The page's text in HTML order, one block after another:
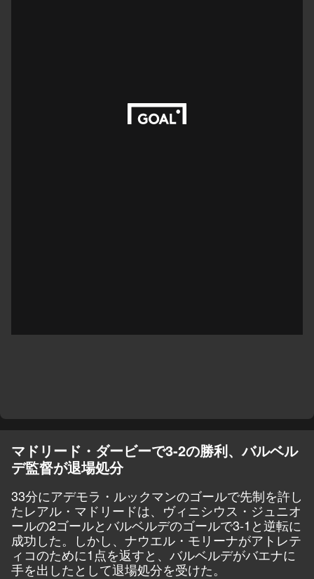
マドリード・ダービーで3-2の勝利、バルベル
デ監督が退場処分
33分にアデモラ・ルックマンのゴールで先制を許し
たレアル・マドリードは、ヴィニシウス・ジュニオ
ールの2ゴールとバルベルデのゴールで3-1と逆転に
成功した。しかし、ナウエル・モリーナがアトレテ
ィコのために1点を返すと、バルベルデがバエナに
手を出したとして退場処分を受けた。